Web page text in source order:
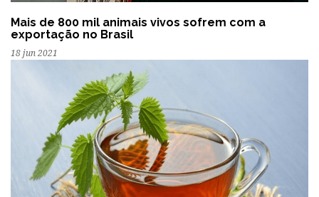
Mais de 800 mil animais vivos sofrem com a
exportação no Brasil
18 jun 2021